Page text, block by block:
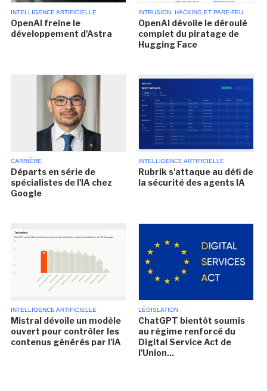
INTELLIGENCE ARTIFICIELLE
OpenAI freine le
développement d'Astra
INTRUSION, HACKING ET PARE-FEU
OpenAI dévoile le déroulé
complet du piratage de
Hugging Face
CARRIÈRE
Départs en série de
spécialistes de l'IA chez
Google
INTELLIGENCE ARTIFICIELLE
Rubrik s'attaque au défi de
la sécurité des agents IA
INTELLIGENCE ARTIFICIELLE
Mistral dévoile un modèle
ouvert pour contrôler les
contenus générés par l'IA
LÉGISLATION
ChatGPT bientôt soumis
au régime renforcé du
Digital Service Act de
l'Union...